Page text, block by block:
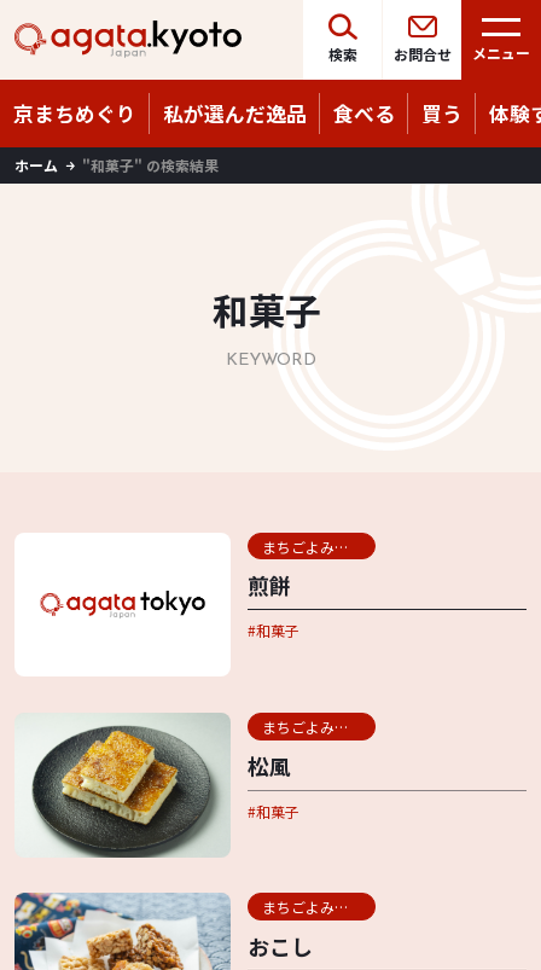
検索 お問合せ メニュー
京まちめぐり 私が選んだ逸品 食べる 買う 体験
08/06（木）
Language
ホーム "和菓子" の検索結果
和菓子
KEYWORD
まちごよみ用語辞典
煎餅
和菓子
まちごよみ用語辞典
松風
和菓子
まちごよみ用語辞典
おこし